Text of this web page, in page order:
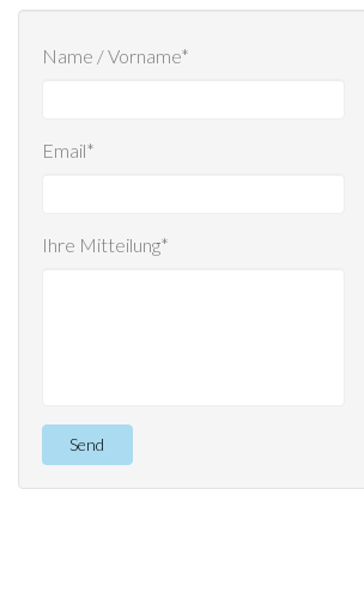
Name / Vorname*
Email*
Ihre Mitteilung*
Send